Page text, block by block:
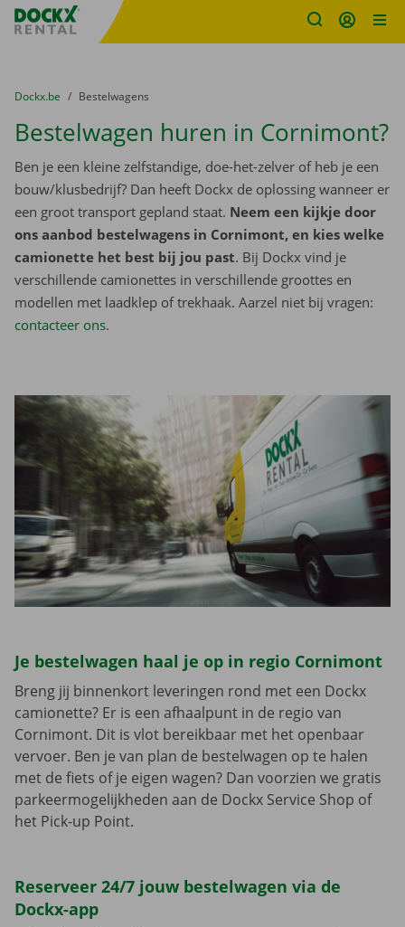
Fratello DEMO
U bevindt zich hier:
van
Dockx.be naar
Bestelwagens
Bestelwagen huren in Cornimont?
Ben je een kleine zelfstandige, doe-het-zelver of heb je een
bouw/klusbedrijf? Dan heeft Dockx de oplossing wanneer er
een groot transport gepland staat. Neem een kijkje door
ons aanbod bestelwagens in Cornimont, en kies welke
camionette het best bij jou past. Bij Dockx vind je
verschillende camionettes in verschillende groottes en
modellen met laadklep of trekhaak. Aarzel niet bij vragen:
contacteer ons.
Je bestelwagen haal je op in regio Cornimont
Breng jij binnenkort leveringen rond met een Dockx
camionette? Er is een afhaalpunt in de regio van
Cornimont. Dit is vlot bereikbaar met het openbaar
vervoer. Ben je van plan de bestelwagen op te halen
met de fiets of je eigen wagen? Dan voorzien we gratis
parkeermogelijkheden aan de Dockx Service Shop of
het Pick-up Point.
Reserveer 24/7 jouw bestelwagen via de
Dockx-app